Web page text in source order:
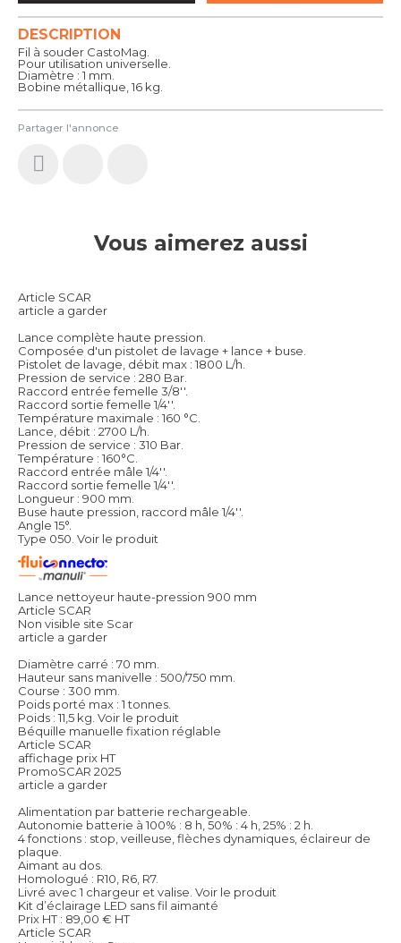
Partager l'annonce
DESCRIPTION
Fil à souder CastoMag.
Pour utilisation universelle.
Diamètre : 1 mm.
Bobine métallique, 16 kg.
Vous aimerez aussi
Article SCAR
article a garder
Lance complète haute pression.
Composée d'un pistolet de lavage + lance + buse.
Pistolet de lavage, débit max : 1800 L/h.
Pression de service : 280 Bar.
Raccord entrée femelle 3/8''.
Raccord sortie femelle 1/4''.
Température maximale : 160 °C.
Lance, débit : 2700 L/h.
Pression de service : 310 Bar.
Température : 160°C.
Raccord entrée mâle 1/4''.
Raccord sortie femelle 1/4''.
Longueur : 900 mm.
Buse haute pression, raccord mâle 1/4''.
Angle 15°.
Type 050. Voir le produit
Lance nettoyeur haute-pression 900 mm
Article SCAR
Non visible site Scar
article a garder
Diamètre carré : 70 mm.
Hauteur sans manivelle : 500/750 mm.
Course : 300 mm.
Poids porté max : 1 tonnes.
Poids : 11,5 kg. Voir le produit
Béquille manuelle fixation réglable
Article SCAR
affichage prix HT
PromoSCAR 2025
article a garder
Alimentation par batterie rechargeable.
Autonomie batterie à 100% : 8 h, 50% : 4 h, 25% : 2 h.
4 fonctions : stop, veilleuse, flèches dynamiques, éclaireur de
plaque.
Aimant au dos.
Homologué : R10, R6, R7.
Livré avec 1 chargeur et valise. Voir le produit
Kit d’éclairage LED sans fil aimanté
Prix HT : 89,00 € HT
Article SCAR